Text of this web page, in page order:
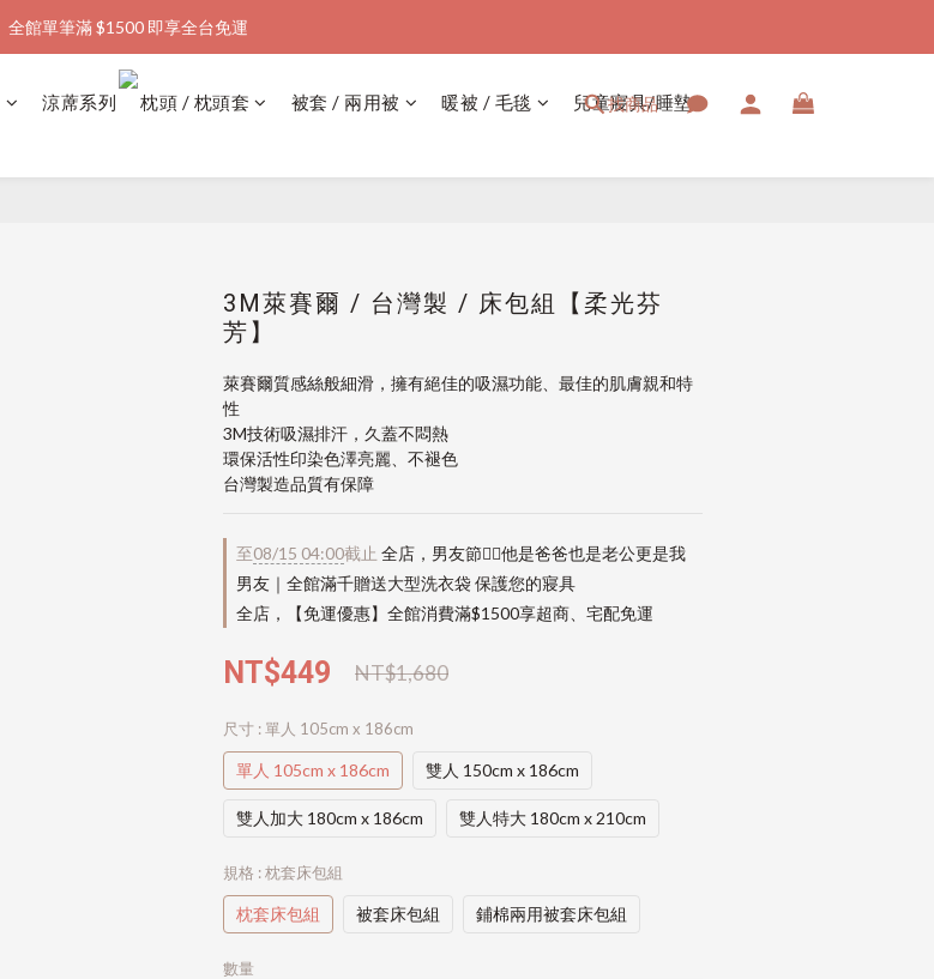
加入會員購物金  馬上領  馬上折
全館單筆滿 $1500 即享全台免運
加入會員購物金  馬上領  馬上折
找商品
涼蓆系列 枕頭 / 枕頭套 被套 / 兩用被 暖被 / 毛毯
兒童寢具/睡墊
3M萊賽爾 / 台灣製 / 床包組【柔光芬
芳】
萊賽爾質感絲般細滑，擁有絕佳的吸濕功能、最佳的肌膚親和特
性
3M技術吸濕排汗，久蓋不悶熱
環保活性印染色澤亮麗、不褪色
台灣製造品質有保障
至08/15 04:00截止 全店，男友節👱‍♂️他是爸爸也是老公更是我
男友｜全館滿千贈送大型洗衣袋 保護您的寢具
全店，【免運優惠】全館消費滿$1500享超商、宅配免運
NT$1,680
NT$449
尺寸 : 單人 105cm x 186cm
單人 105cm x 186cm 雙人 150cm x 186cm
雙人加大 180cm x 186cm 雙人特大 180cm x 210cm
規格 : 枕套床包組
枕套床包組 被套床包組 鋪棉兩用被套床包組
數量